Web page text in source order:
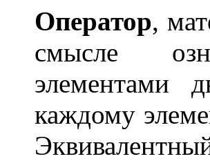
Оператор,
смысле
элементами
каждому